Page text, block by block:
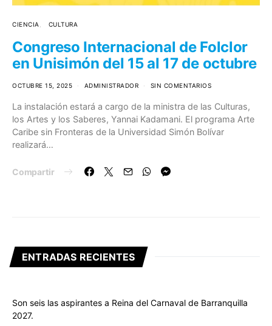
CIENCIA CULTURA
Congreso Internacional de Folclor
en Unisimón del 15 al 17 de octubre
OCTUBRE 15, 2025 ADMINISTRADOR SIN COMENTARIOS
La instalación estará a cargo de la ministra de las Culturas,
los Artes y los Saberes, Yannai Kadamani. El programa Arte
Caribe sin Fronteras de la Universidad Simón Bolívar
realizará…
Compartir
ENTRADAS RECIENTES
Son seis las aspirantes a Reina del Carnaval de Barranquilla
2027.